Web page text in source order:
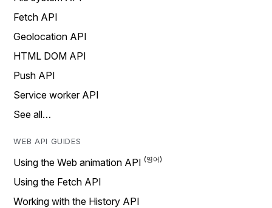
Fetch API
Geolocation API
HTML DOM API
Push API
Service worker API
See all…
WEB API GUIDES
Using the Web animation API
Using the Fetch API
Working with the History API